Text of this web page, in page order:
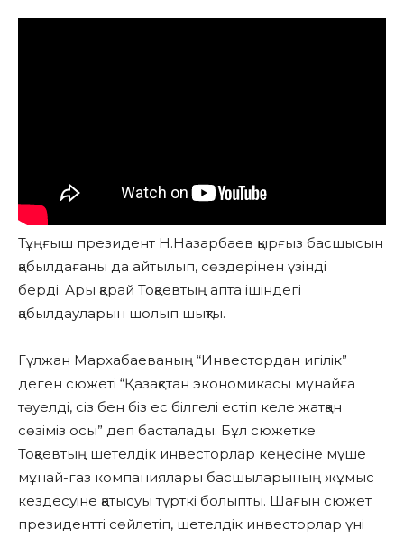
Тұңғыш президент Н.Назарбаев қырғыз басшысын
қабылдағаны да айтылып, сөздерінен үзінді
берді. Ары қарай Тоқаевтың апта ішіндегі
қабылдауларын шолып шықты.
Гүлжан Мархабаеваның “Инвестордан игілік”
деген сюжеті “Қазақстан экономикасы мұнайға
тәуелді, сіз бен біз ес білгелі естіп келе жатқан
сөзіміз осы” деп басталады. Бұл сюжетке
Тоқаевтың шетелдік инвесторлар кеңесіне мүше
мұнай-газ компаниялары басшыларының жұмыс
кездесуіне қатысуы түрткі болыпты. Шағын сюжет
президентті сөйлетіп, шетелдік инвесторлар үні